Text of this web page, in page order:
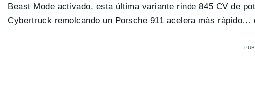
Beast Mode activado, esta última variante rinde 845 CV de
Cybertruck remolcando un Porsche 911 acelera más rápido…